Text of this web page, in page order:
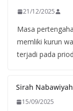
21/12/2025
Masa
memliki kurun
terjadi pada
Sirah Nabawiyah
15/09/2025